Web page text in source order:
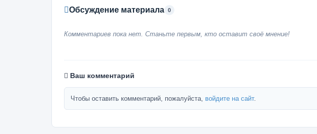
Обсуждение материала 0
Комментариев пока нет. Станьте первым, кто оставит своё мнение!
Ваш комментарий
Чтобы оставить комментарий, пожалуйста, войдите на сайт.